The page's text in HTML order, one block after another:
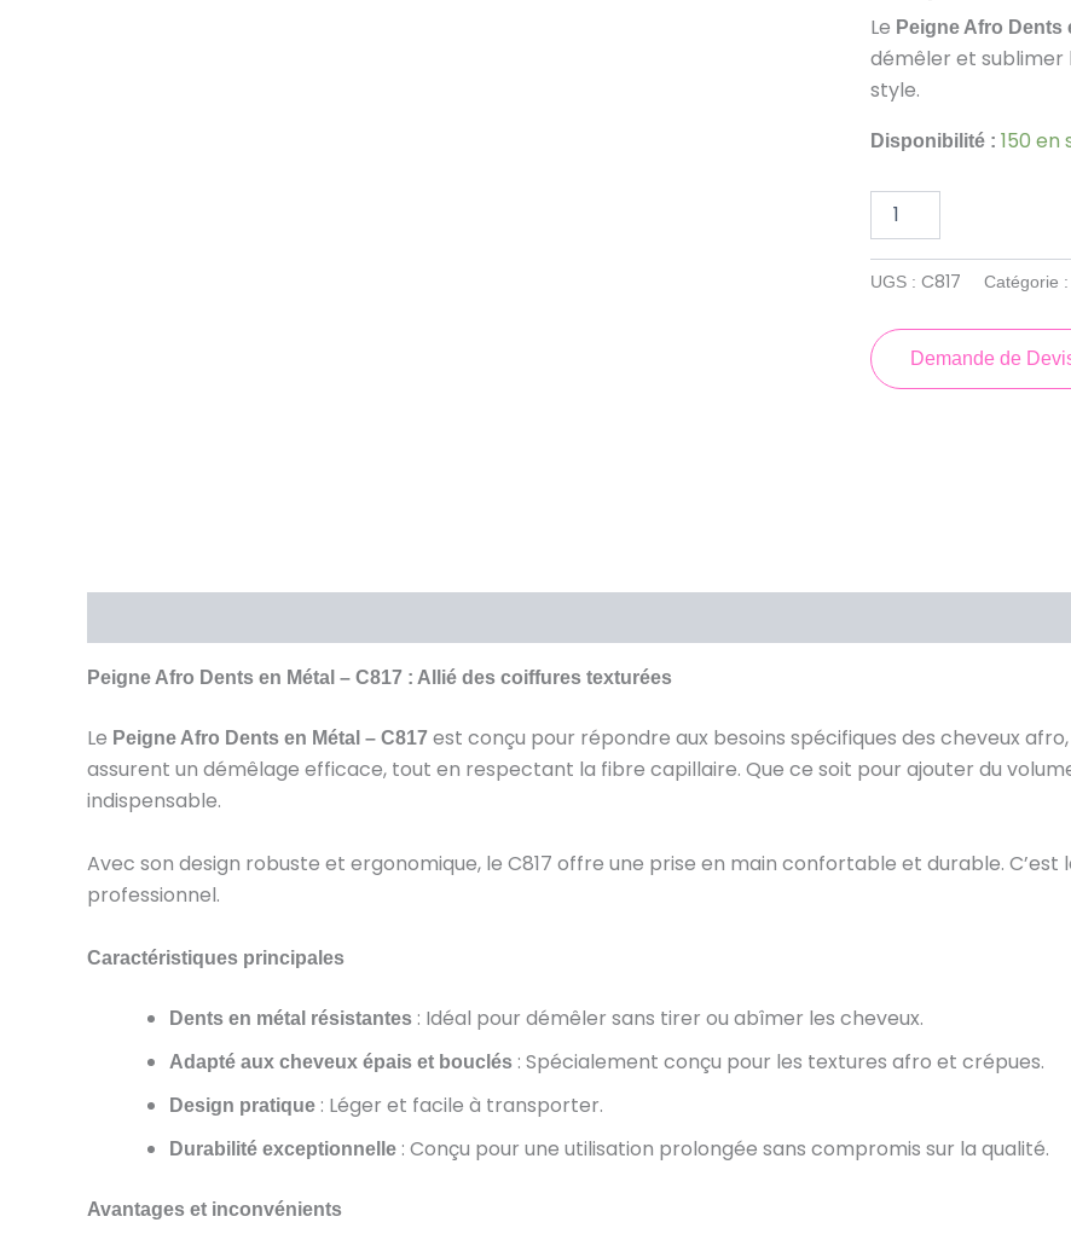
Le Peigne Afro Dents
démêler et sublimer
style.
Disponibilité : 150 en
C817
|
europeaccessoires
UGS : C817 Catégorie :
Demande de
Peigne Afro Dents en Métal – C817 : Allié des coiffures texturées
Le Peigne Afro Dents en Métal – C817 est conçu pour répondre aux besoins spécifiques des cheveux
assurent un démêlage efficace, tout en respectant la fibre capillaire. Que ce soit pour ajouter du
indispensable.
Avec son design robuste et ergonomique, le C817 offre une prise en main confortable et durable. C’est
professionnel.
Caractéristiques principales
Dents en métal résistantes : Idéal pour démêler sans tirer ou abîmer les cheveux.
Adapté aux cheveux épais et bouclés : Spécialement conçu pour les textures afro et crépues.
Design pratique : Léger et facile à transporter.
Durabilité exceptionnelle : Conçu pour une utilisation prolongée sans compromis sur la qualité.
Avantages et inconvénients